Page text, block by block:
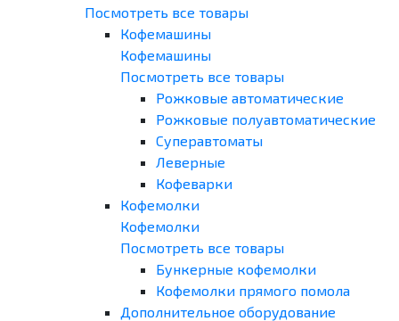
Посмотреть все товары
Кофемашины
Кофемашины
Посмотреть все товары
Рожковые автоматические
Рожковые полуавтоматические
Суперавтоматы
Леверные
Кофеварки
Кофемолки
Кофемолки
Посмотреть все товары
Бункерные кофемолки
Кофемолки прямого помола
Дополнительное оборудование